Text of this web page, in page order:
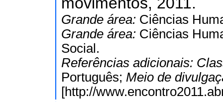
Grande área: Ciências
Grande área: Ciências
Social.
Referências adicionais:
Português; Meio de
[http://